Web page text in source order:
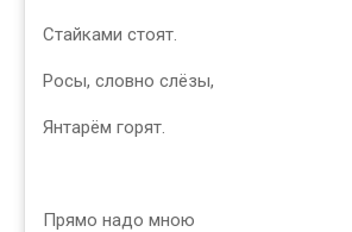
Стайками стоят.
Росы, словно слёзы,
Янтарём горят.
Прямо надо мною